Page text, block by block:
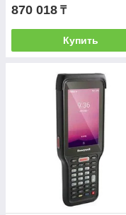
870 018 ₸
Купить